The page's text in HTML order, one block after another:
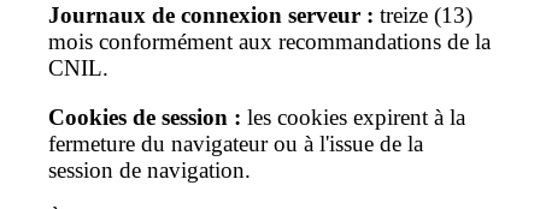
Journaux de connexion serveur : treize (13)
mois conformément aux recommandations de la
CNIL.
Cookies de session : les cookies expirent à la
fermeture du navigateur ou à l'issue de la
session de navigation.